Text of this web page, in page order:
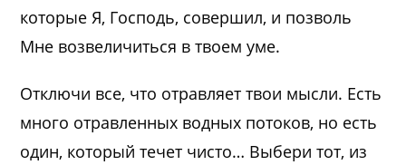
которые Я, Господь, совершил, и позволь
Мне возвеличиться в твоем уме.
Отключи все, что отравляет твои мысли. Есть
много отравленных водных потоков, но есть
один, который течет чисто… Выбери тот, из